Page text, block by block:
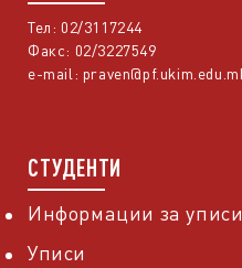
Тел: 02/3117244
Факс: 02/3227549
e-mail:
СТУДЕНТИ
Информации за уписи
Уписи